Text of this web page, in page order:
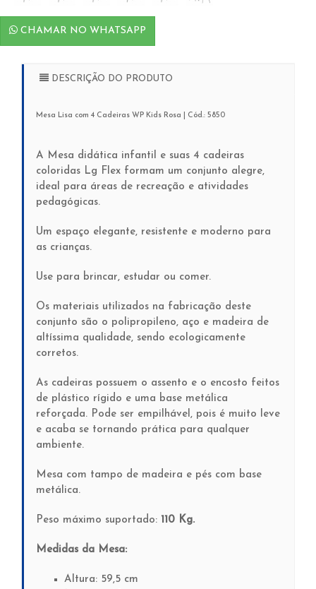
CHAMAR NO WHATSAPP
DESCRIÇÃO DO PRODUTO
Mesa Lisa com 4 Cadeiras WP Kids Rosa | Cód.: 5850
A Mesa didática infantil e suas 4 cadeiras
coloridas Lg Flex formam um conjunto alegre,
ideal para áreas de recreação e atividades
pedagógicas.
Um espaço elegante, resistente e moderno para
as crianças.
Use para brincar, estudar ou comer.
Os materiais utilizados na fabricação deste
conjunto são o polipropileno, aço e madeira de
altíssima qualidade, sendo ecologicamente
corretos.
As cadeiras possuem o assento e o encosto feitos
de plástico rígido e uma base metálica
reforçada. Pode ser empilhável, pois é muito leve
e acaba se tornando prática para qualquer
ambiente.
Mesa com tampo de madeira e pés com base
metálica.
Peso máximo suportado: 110 Kg.
Medidas da Mesa:
Altura: 59,5 cm